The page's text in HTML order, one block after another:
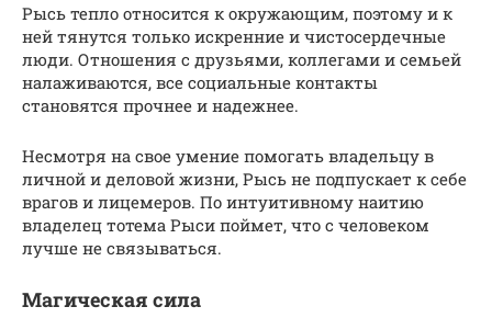
Рысь тепло относится к окружающим, поэтому и к
ней тянутся только искренние и чистосердечные
люди. Отношения с друзьями, коллегами и семьей
налаживаются, все социальные контакты
становятся прочнее и надежнее.
Несмотря на свое умение помогать владельцу в
личной и деловой жизни, Рысь не подпускает к себе
врагов и лицемеров. По интуитивному наитию
владелец тотема Рыси поймет, что с человеком
лучше не связываться.
Магическая сила